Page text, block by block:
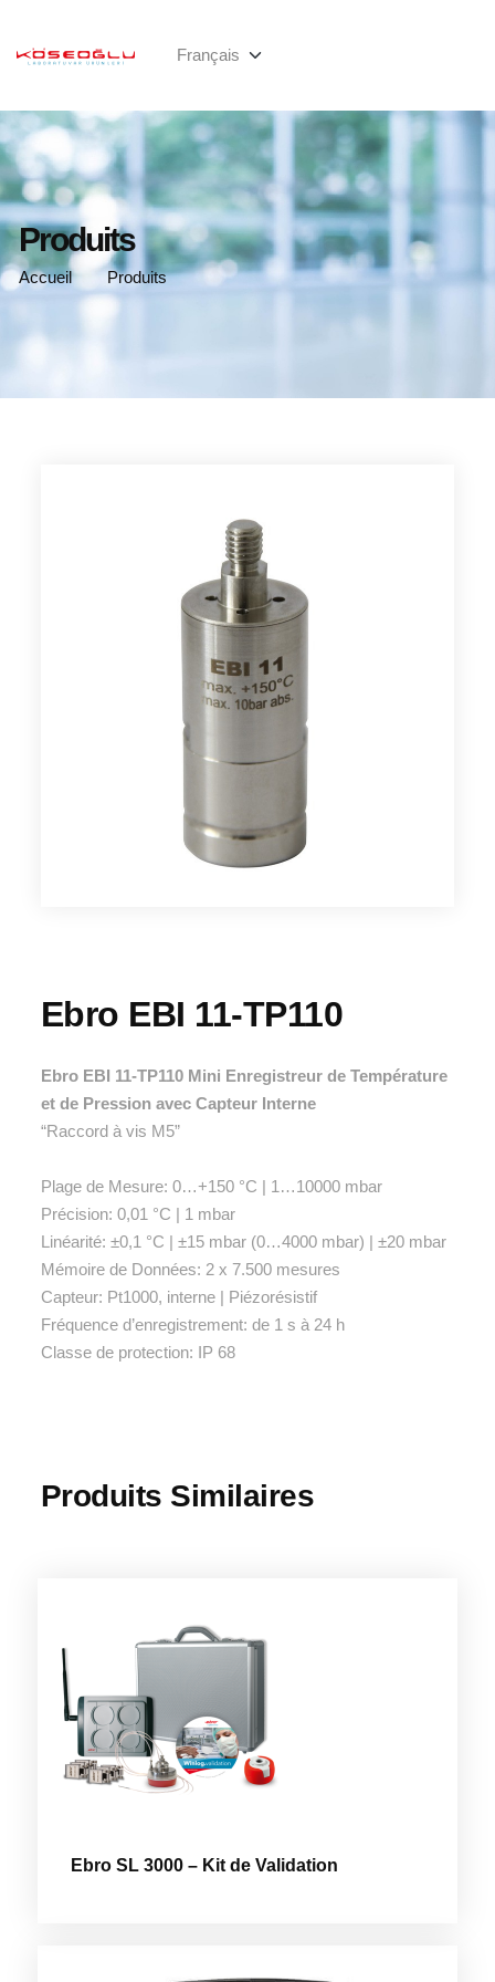
Produits
Accueil Produits
Ebro EBI 11-TP110
Ebro EBI 11-TP110 Mini Enregistreur de Température
et de Pression avec Capteur Interne
“Raccord à vis M5”
Plage de Mesure: 0…+150 °C | 1…10000 mbar
Précision: 0,01 °C | 1 mbar
Linéarité: ±0,1 °C | ±15 mbar (0…4000 mbar) | ±20 mbar
Mémoire de Données: 2 x 7.500 mesures
Capteur: Pt1000, interne | Piézorésistif
Fréquence d’enregistrement: de 1 s à 24 h
Classe de protection: IP 68
Produits Similaires
Ebro SL 3000 – Kit de Validation